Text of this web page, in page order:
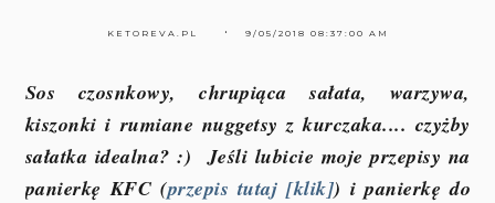
KETOREVA.PL 9/05/2018 08:37:00 AM
Sos czosnkowy, chrupiąca sałata, warzywa,
kiszonki i rumiane nuggetsy z kurczaka.... czyżby
sałatka idealna? :) Jeśli lubicie moje przepisy na
panierkę KFC (przepis tutaj [klik]) i panierkę do